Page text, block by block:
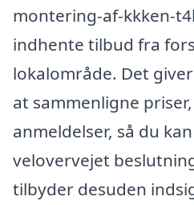
montering-af-kkken-
indhente tilbud fra
lokalområde. Det
at sammenligne
anmeldelser, så du
velovervejet
tilbyder desuden